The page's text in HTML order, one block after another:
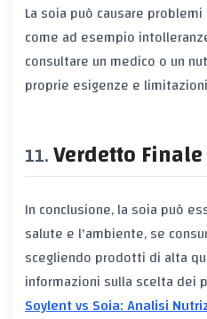
La soia può causare
come ad esempio
consultare un medico o un
proprie esigenze e limitazioni
Verdetto Finale
In conclusione, la soia può
salute e l'ambiente, se
scegliendo prodotti di alta
informazioni sulla scelta dei
Soylent vs Soia: Analisi